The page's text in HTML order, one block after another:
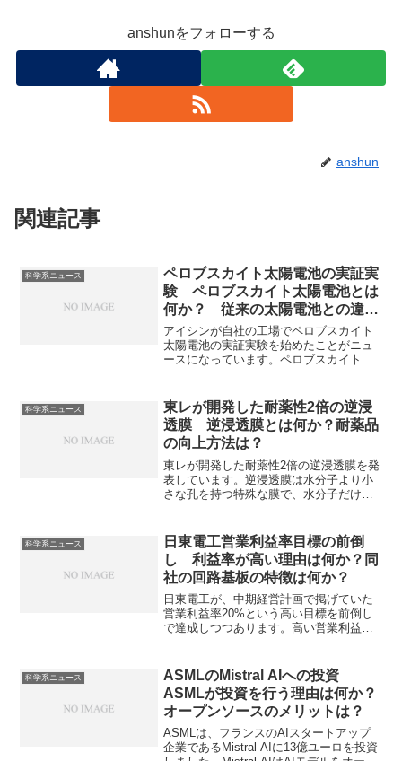
anshunをフォローする
anshun
関連記事
科学系ニュース
ペロブスカイト太陽電池の実証実
験 ペロブスカイト太陽電池とは
何か？ 従来の太陽電池との違い
は？
アイシンが自社の工場でペロブスカイト
太陽電池の実証実験を始めたことがニュ
ースになっています。ペロブスカイト太
に適用できるなどの特長から次世代の太
陽電池として期待が高まっています。ペ
ロブスカイトとは何か、従来の太陽電池
との違いは何かなどを知ることができま
す。
科学系ニュース
東レが開発した耐薬性2倍の逆浸
透膜 逆浸透膜とは何か？耐薬品
の向上方法は？
東レが開発した耐薬性2倍の逆浸透膜を発
表しています。逆浸透膜は水分子より小
さな孔を持つ特殊な膜で、水分子だけを
方法を知ることができます。
科学系ニュース
日東電工営業利益率目標の前倒
し 利益率が高い理由は何か？同
社の回路基板の特徴は何か？
日東電工が、中期経営計画で掲げていた
営業利益率20%という高い目標を前倒し
で達成しつつあります。高い営業利益率
科学系ニュース
ASMLのMistral AIへの投資
ASMLが投資を行う理由は何か？
オープンソースのメリットは？
ASMLは、フランスのAIスタートアップ
企業であるMistral AIに13億ユーロを投資